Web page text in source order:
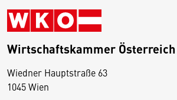
Wirtschaftskammer Österreich
Wiedner Hauptstraße 63
1045 Wien
D